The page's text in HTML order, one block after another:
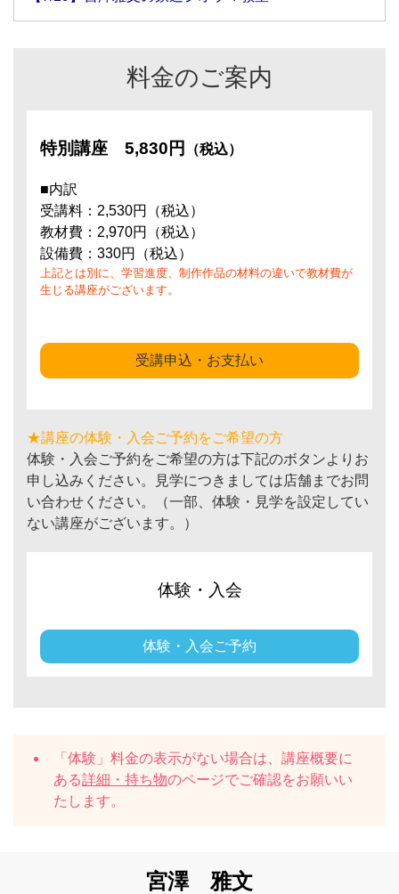
料金のご案内
特別講座 5,830円 （税込）
■内訳
受講料：2,530円（税込）
教材費：2,970円（税込）
設備費：330円（税込）
上記とは別に、学習進度、制作作品の材料の違いで教材費が
生じる講座がございます。
受講申込・お支払い
★講座の体験・入会ご予約をご希望の方
体験・入会ご予約をご希望の方は下記のボタンよりお
申し込みください。見学につきましては店舗までお問
い合わせください。（一部、体験・見学を設定してい
ない講座がございます。）
体験・入会
体験・入会ご予約
「体験」料金の表示がない場合は、講座概要に
ある詳細・持ち物のページでご確認をお願いい
たします。
宮澤 雅文